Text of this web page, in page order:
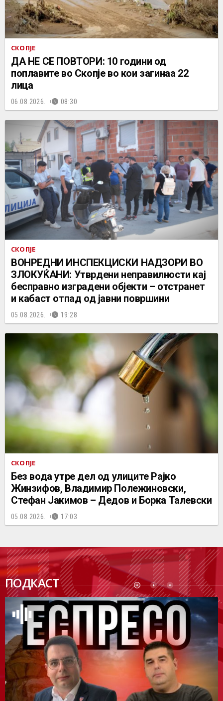
СКОПЈЕ
ДА НЕ СЕ ПОВТОРИ: 10 години од
поплавите во Скопје во кои загинаа 22
лица
06.08.2026. 08:30
СКОПЈЕ
ВОНРЕДНИ ИНСПЕКЦИСКИ НАДЗОРИ ВО
ЗЛОКУЌАНИ: Утврдени неправилности кај
бесправно изградени објекти – отстранет
и кабаст отпад од јавни површини
05.08.2026. 19:28
СКОПЈЕ
Без вода утре дел од улиците Рајко
Жинзифов, Владимир Полежиновски,
Стефан Јакимов – Дедов и Борка Талевски
05.08.2026. 17:03
ПОДКАСТ
ПОДК
АСТ